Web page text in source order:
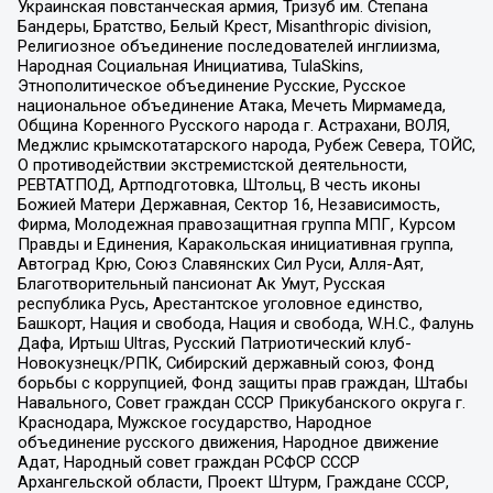
Украинская повстанческая армия, Тризуб им. Степана
Бандеры, Братство, Белый Крест, Misanthropic division,
Религиозное объединение последователей инглиизма,
Народная Социальная Инициатива, TulaSkins,
Этнополитическое объединение Русские, Русское
национальное объединение Атака, Мечеть Мирмамеда,
Община Коренного Русского народа г. Астрахани, ВОЛЯ,
Меджлис крымскотатарского народа, Рубеж Севера, ТОЙС,
О противодействии экстремистской деятельности,
РЕВТАТПОД, Артподготовка, Штольц, В честь иконы
Божией Матери Державная, Сектор 16, Независимость,
Фирма, Молодежная правозащитная группа МПГ, Курсом
Правды и Единения, Каракольская инициативная группа,
Автоград Крю, Союз Славянских Сил Руси, Алля-Аят,
Благотворительный пансионат Ак Умут, Русская
республика Русь, Арестантское уголовное единство,
Башкорт, Нация и свобода, Нация и свобода, W.H.С., Фалунь
Дафа, Иртыш Ultras, Русский Патриотический клуб-
Новокузнецк/РПК, Сибирский державный союз, Фонд
борьбы с коррупцией, Фонд защиты прав граждан, Штабы
Навального, Совет граждан СССР Прикубанского округа г.
Краснодара, Мужское государство, Народное
объединение русского движения, Народное движение
Адат, Народный совет граждан РСФСР СССР
Архангельской области, Проект Штурм, Граждане СССР,